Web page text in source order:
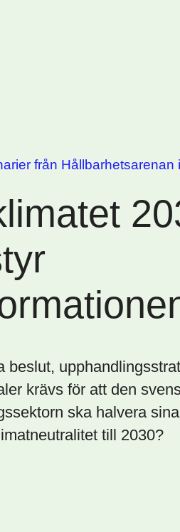
från Hållbarhetsarenan
beslut,
krävs för att den
ska halvera
till 2030?